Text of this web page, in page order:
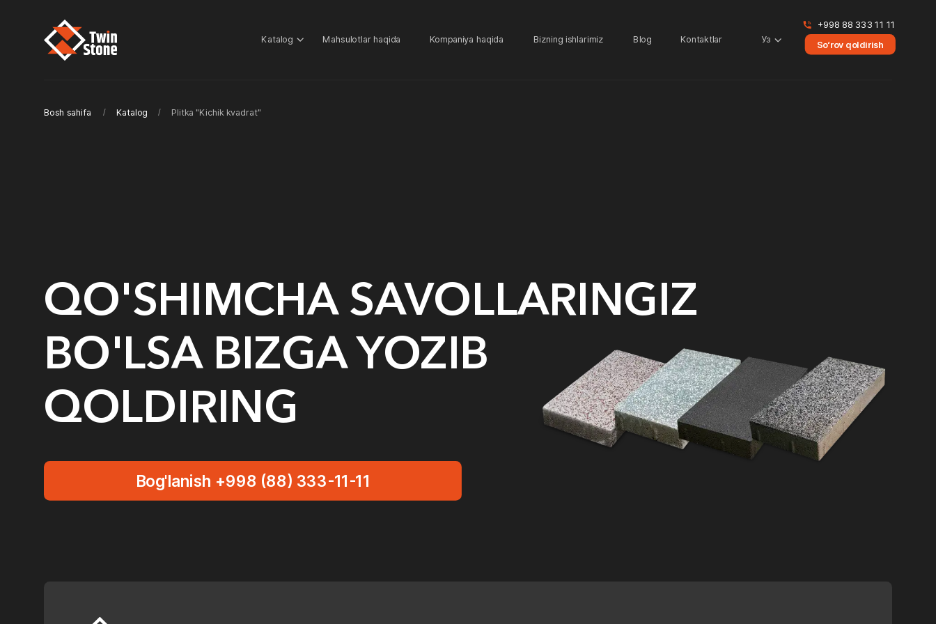
Kontaktlar
Blog
Bizning ishlarimiz
Kompaniya haqida
Mahsulotlar haqida
Katalog Уз So‘rov qoldirish
+998 88 333 11 11
Bosh sahifa Katalog
/ / Plitka "Kichik kvadrat"
Bog'lanish +998 (88) 333-11-11
QO'SHIMCHA SAVOLLARINGIZ
BO'LSA BIZGA YOZIB
QOLDIRING